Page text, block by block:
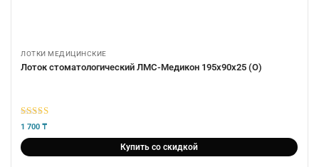
ЛОТКИ МЕДИЦИНСКИЕ
Лоток стоматологический ЛМС-Медикон 195х90х25 (О)
5 из 5
1 700 ₸
Купить со скидкой